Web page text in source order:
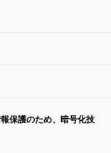
保護のため、暗号化技